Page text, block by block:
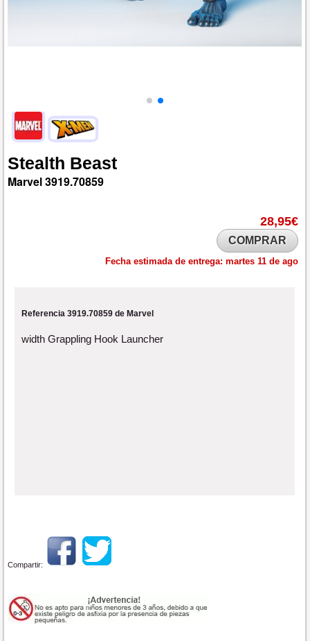
Stealth Beast
Marvel3919.70859
28,95€
COMPRAR
Fecha estimada de entrega: martes 11 de ago
Referencia 3919.70859 de Marvel
width Grappling Hook Launcher
Compartir: